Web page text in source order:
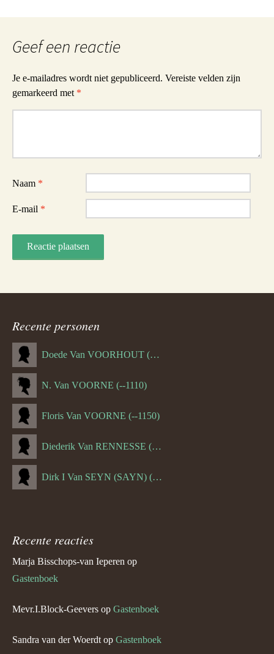
Geef een reactie
Je e-mailadres wordt niet gepubliceerd. Vereiste velden zijn
gemarkeerd met *
Naam *
E-mail *
Recente personen
Doede Van VOORHOUT (Van FORNEHOLT) (--1101)
N. Van VOORNE (--1110)
Floris Van VOORNE (--1150)
Diederik Van RENNESSE (--1144)
Dirk I Van SEYN (SAYN) (--1120)
Recente reacties
Marja Bisschops-van Ieperen op
Gastenboek
Mevr.I.Block-Geevers op Gastenboek
Sandra van der Woerdt op Gastenboek